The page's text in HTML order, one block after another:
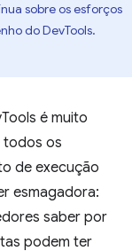
sobre os esforços
do DevTools.
é muito
todos os
de execução
esmagadora:
saber por
podem ter